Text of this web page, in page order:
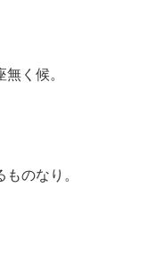
く候。
のなり。